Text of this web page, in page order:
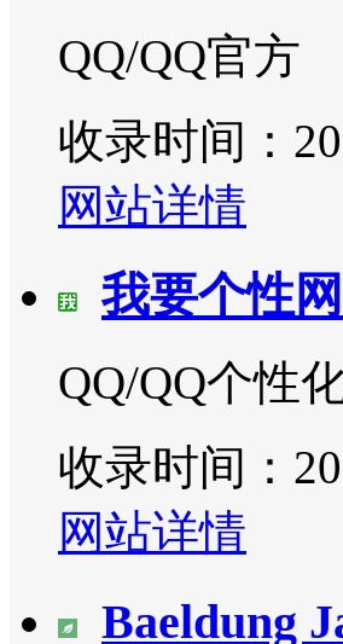
QQ/QQ官方
收录时间：
网站详情
我要个性网
QQ/QQ个性
收录时间：
网站详情
Baeldung